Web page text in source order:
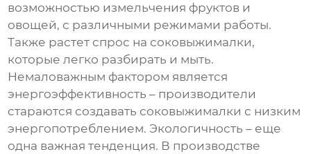
возможностью измельчения фруктов и
овощей, с различными режимами работы.
Также растет спрос на соковыжималки,
которые легко разбирать и мыть.
Немаловажным фактором является
энергоэффективность – производители
стараются создавать соковыжималки с низким
энергопотреблением. Экологичность – еще
одна важная тенденция. В производстве